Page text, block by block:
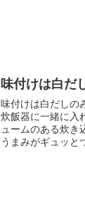
味付けは白だ
味付けは白だしの
炊飯器に一緒に入
ュームのある炊き
うまみがギュッと